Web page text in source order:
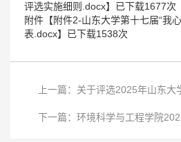
评选实施细则.docx】已下载1677次
附件【附件2-山东大学第十七届“我
表.docx】已下载1538次